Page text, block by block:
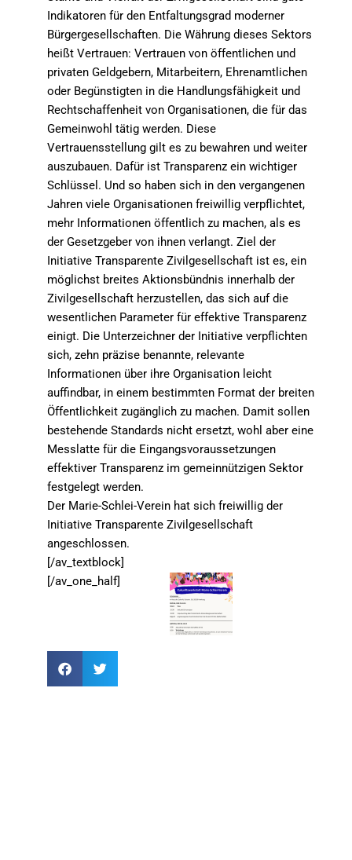
Indikatoren für den Entfaltungsgrad moderner
Bürgergesellschaften. Die Währung dieses Sektors
heißt Vertrauen: Vertrauen von öffentlichen und
privaten Geldgebern, Mitarbeitern, Ehrenamtlichen
oder Begünstigten in die Handlungsfähigkeit und
Rechtschaffenheit von Organisationen, die für das
Gemeinwohl tätig werden. Diese
Vertrauensstellung gilt es zu bewahren und weiter
auszubauen. Dafür ist Transparenz ein wichtiger
Schlüssel. Und so haben sich in den vergangenen
Jahren viele Organisationen freiwillig verpflichtet,
mehr Informationen öffentlich zu machen, als es
der Gesetzgeber von ihnen verlangt. Ziel der
Initiative Transparente Zivilgesellschaft ist es, ein
möglichst breites Aktionsbündnis innerhalb der
Zivilgesellschaft herzustellen, das sich auf die
wesentlichen Parameter für effektive Transparenz
einigt. Die Unterzeichner der Initiative verpflichten
sich, zehn präzise benannte, relevante
Informationen über ihre Organisation leicht
auffindbar, in einem bestimmten Format der breiten
Öffentlichkeit zugänglich zu machen. Damit sollen
bestehende Standards nicht ersetzt, wohl aber eine
Messlatte für die Eingangsvoraussetzungen
effektiver Transparenz im gemeinnützigen Sektor
festgelegt werden.
Der Marie-Schlei-Verein hat sich freiwillig der
Initiative Transparente Zivilgesellschaft
angeschlossen.
[/av_textblock]
[/av_one_half]